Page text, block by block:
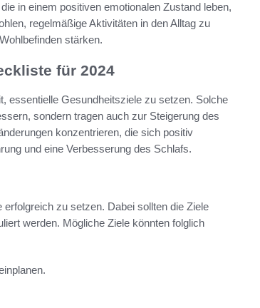
in einem positiven emotionalen Zustand leben,
regelmäßige Aktivitäten in den Alltag zu
stärken.
für 2024
essentielle Gesundheitsziele zu setzen. Solche
sondern tragen auch zur Steigerung des
konzentrieren, die sich positiv
und eine Verbesserung des Schlafs.
zu setzen. Dabei sollten die Ziele
werden. Mögliche Ziele könnten folglich